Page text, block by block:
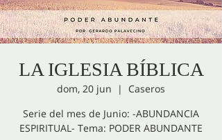
LA IGLESIA BÍBLICA
dom, 20 jun
  |
Caseros
Serie del mes de Junio: -ABUNDANCIA
ESPIRITUAL- Tema: PODER ABUNDANTE